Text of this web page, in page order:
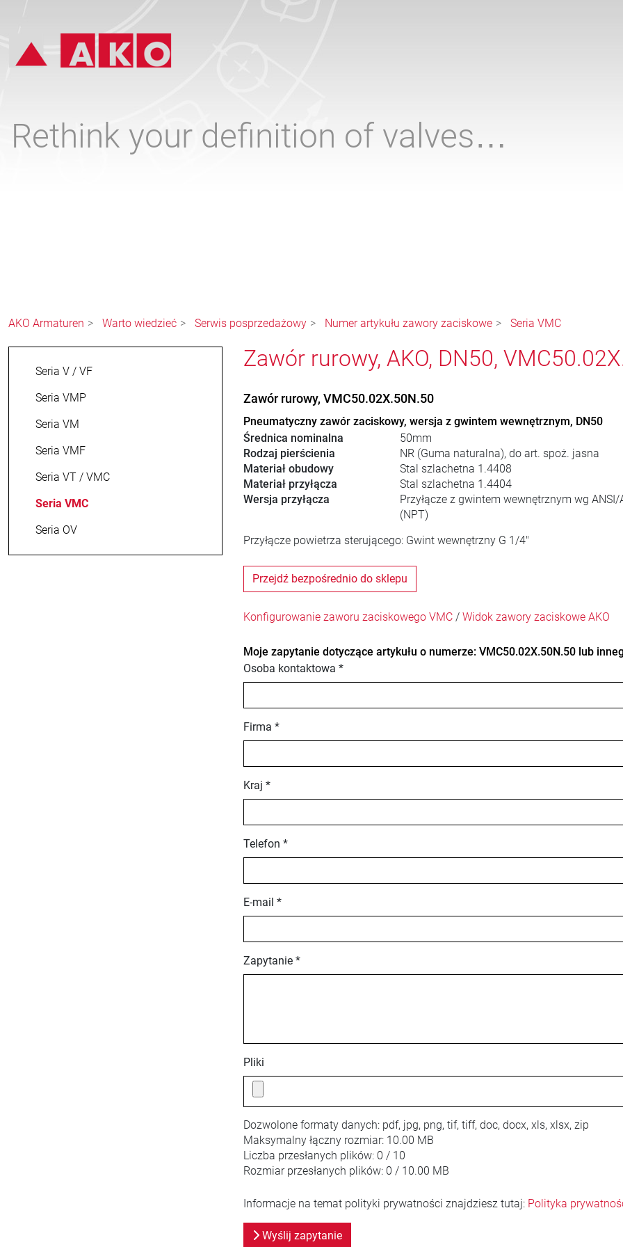
Rethink your definition of valves…
AKO Armaturen Warto wiedzieć Serwis posprzedażowy Numer artykułu zawory zaciskowe Seria VMC
Seria V / VF
Seria VMP
Seria VM
Seria VMF
Seria VT / VMC
Seria VMC
Seria OV
Zawór rurowy, AKO, DN50,
Zawór rurowy, VMC50.02X.50N.50
Pneumatyczny zawór zaciskowy, wersja z gwintem wewnętrznym, DN50
Średnica nominalna
50mm
Rodzaj pierścienia
NR (Guma naturalna), do art. spoż. jasna
Materiał obudowy
Stal szlachetna 1.4408
Materiał przyłącza
Stal szlachetna 1.4404
Wersja przyłącza
Przyłącze z gwintem wewnętrznym wg ANSI/
(NPT)
Przyłącze powietrza sterującego: Gwint wewnętrzny G 1/4"
Przejdź bezpośrednio do sklepu
Konfigurowanie zaworu zaciskowego VMC/ Widok zawory zaciskowe AKO
Moje zapytanie dotyczące artykułu o numerze: VMC50.02X.50N.50 lub
Osoba kontaktowa *
Firma *
Kraj *
Telefon *
E-mail *
Zapytanie *
Pliki
Dozwolone formaty danych: pdf, jpg, png, tif, tiff, doc, docx, xls, xlsx, zip
Maksymalny łączny rozmiar: 10.00 MB
Liczba przesłanych plików: 0 / 10
Rozmiar przesłanych plików: 0 / 10.00 MB
Informacje na temat polityki prywatności znajdziesz tutaj: Polityka
Wyślij zapytanie